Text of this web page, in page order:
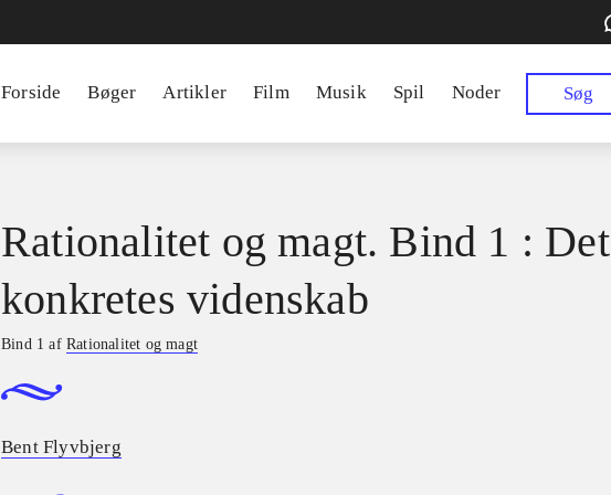
Forside Bøger Artikler Film Musik Spil Noder Søg
Rationalitet og magt. Bind 1 : Det
konkretes videnskab
Bind 1 afRationalitet og magt
Bent Flyvbjerg